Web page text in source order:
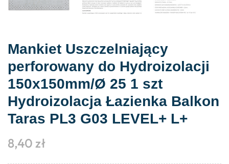
Mankiet Uszczelniający
perforowany do Hydroizolacji
150x150mm/Ø 25 1 szt
Hydroizolacja Łazienka Balkon
Taras PL3 G03 LEVEL+ L+
8,40 zł